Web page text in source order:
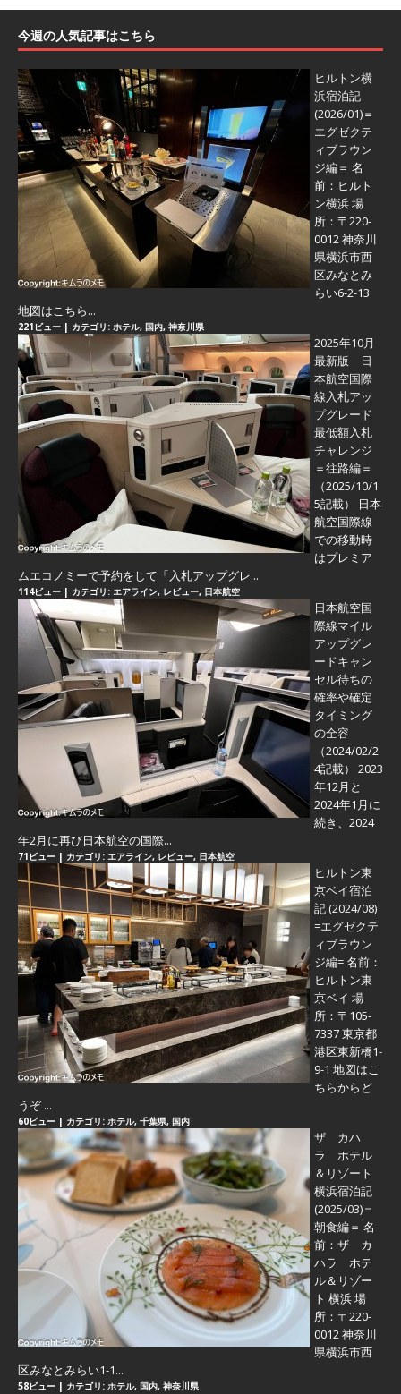
今週の人気記事はこちら
ヒルトン横
浜宿泊記
(2026/01)＝
エグゼクテ
ィブラウン
ジ編＝ 名
前：ヒルト
ン横浜 場
所：〒220-
0012 神奈川
県横浜市西
区みなとみ
らい6-2-13
地図はこちら...
221ビュー | カテゴリ: ホテル, 国内, 神奈川県
2025年10月
最新版 日
本航空国際
線入札アッ
プグレード
最低額入札
チャレンジ
＝往路編＝
（2025/10/1
5記載） 日本
航空国際線
での移動時
はプレミア
ムエコノミーで予約をして「入札アップグレ...
114ビュー | カテゴリ: エアライン, レビュー, 日本航空
日本航空国
際線マイル
アップグレ
ードキャン
セル待ちの
確率や確定
タイミング
の全容
（2024/02/2
4記載） 2023
年12月と
2024年1月に
続き、2024
年2月に再び日本航空の国際...
71ビュー | カテゴリ: エアライン, レビュー, 日本航空
ヒルトン東
京ベイ宿泊
記 (2024/08)
=エグゼクテ
ィブラウン
ジ編=名前：
ヒルトン東
京ベイ 場
所：〒105-
7337 東京都
港区東新橋1-
9-1 地図はこ
ちらからど
うぞ ...
60ビュー | カテゴリ: ホテル, 千葉県, 国内
ザ カハ
ラ ホテル
＆リゾート
横浜宿泊記
(2025/03)＝
朝食編＝ 名
前：ザ カ
ハラ ホテ
ル＆リゾー
ト 横浜 場
所：〒220-
0012 神奈川
県横浜市西
区みなとみらい1-1...
58ビュー | カテゴリ: ホテル, 国内, 神奈川県